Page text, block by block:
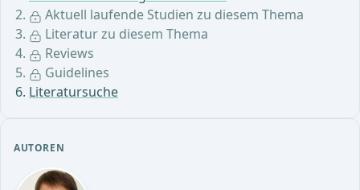
Aktuell laufende Studien zu diesem Thema
Literatur zu diesem Thema
Reviews
Guidelines
Literatursuche
AUTOREN